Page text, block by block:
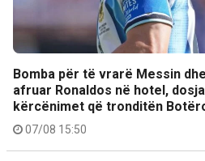
Bomba për të vrarë Messin
afruar Ronaldos në hotel,
kërcënimet që tronditën
07/08 15:50